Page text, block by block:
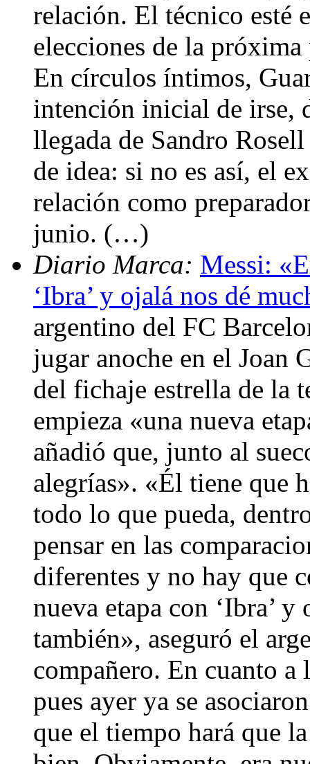
relación. El técnico esté
elecciones de la
En círculos íntimos,
intención inicial de irse,
llegada de Sandro
de idea: si no es así, el
relación como
junio. (…)
Diario Marca: Messi:
‘Ibra’ y ojalá nos dé
argentino del FC
jugar anoche en el Joan
del fichaje estrella de la
empieza «una nueva
añadió que, junto al
alegrías». «Él tiene que
todo lo que pueda,
pensar en las
diferentes y no hay que
nueva etapa con ‘Ibra’
también», aseguró el
compañero. En cuanto a
pues ayer ya se
que el tiempo hará que